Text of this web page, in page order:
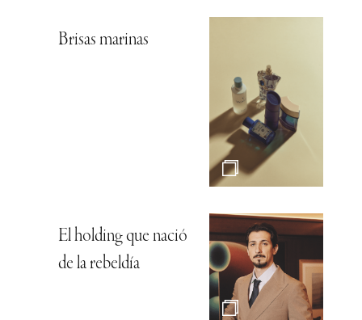
Brisas marinas
El holding que nació
de la rebeldía